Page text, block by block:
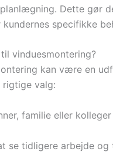
Dette gør
specifikke
vinduesmontering?
kan være en
valg:
familie eller
se tidligere arbejde